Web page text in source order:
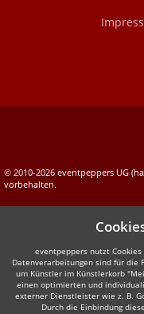
© 2010-2026 eventpeppers UG
vorbehalten.
eventpeppers nutzt Cookies
Datenverarbeitungen sind für die
um Künstler im Künstlerkorb
einen optimierten und
externer Dienstleister wie z. B.
Durch die Einbindung